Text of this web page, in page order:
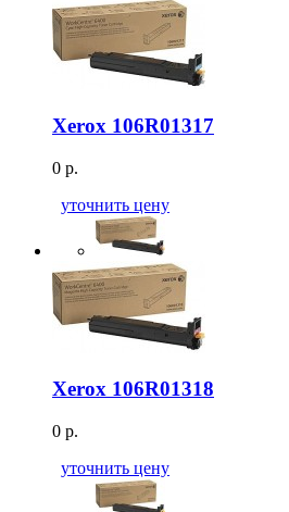
Xerox 106R01317
0 р.
уточнить цену
Xerox 106R01318
0 р.
уточнить цену